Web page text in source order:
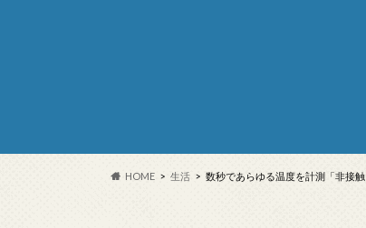
HOME 生活 数秒であらゆる温度を計測「非接